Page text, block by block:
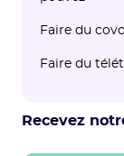
Faire du
‍Faire du
Recevez